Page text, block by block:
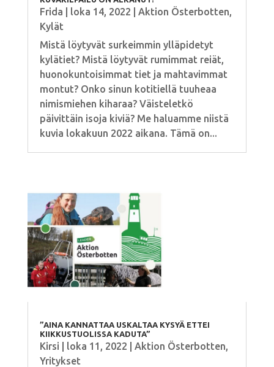
Frida loka 14, 2022 Aktion Österbotten,
Kylät
Mistä löytyvät surkeimmin ylläpidetyt
kylätiet? Mistä löytyvät rumimmat reiät,
huonokuntoisimmat tiet ja mahtavimmat
montut? Onko sinun kotitiellä tuuheaa
nimismiehen kiharaa? Väisteletkö
päivittäin isoja kiviä? Me haluamme niistä
kuvia lokakuun 2022 aikana. Tämä on...
”AINA KANNATTAA USKALTAA KYSYÄ ETTEI
KIIKKUSTUOLISSA KADUTA”
Kirsi loka 11, 2022 Aktion Österbotten,
Yritykset